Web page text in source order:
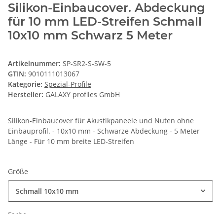
Silikon-Einbaucover. Abdeckung
für 10 mm LED-Streifen Schmall
10x10 mm Schwarz 5 Meter
Artikelnummer: SP-SR2-S-SW-5
GTIN: 9010111013067
Kategorie: Spezial-Profile
Hersteller: GALAXY profiles GmbH
Silikon-Einbaucover für Akustikpaneele und Nuten ohne
Einbauprofil. - 10x10 mm - Schwarze Abdeckung - 5 Meter
Länge - Für 10 mm breite LED-Streifen
Größe
Schmall 10x10 mm